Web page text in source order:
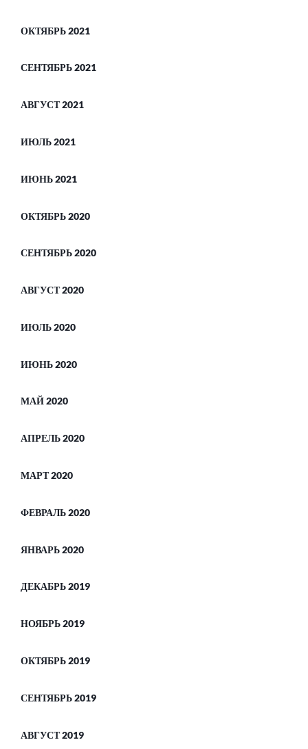
ОКТЯБРЬ 2021
СЕНТЯБРЬ 2021
АВГУСТ 2021
ИЮЛЬ 2021
ИЮНЬ 2021
ОКТЯБРЬ 2020
СЕНТЯБРЬ 2020
АВГУСТ 2020
ИЮЛЬ 2020
ИЮНЬ 2020
МАЙ 2020
АПРЕЛЬ 2020
МАРТ 2020
ФЕВРАЛЬ 2020
ЯНВАРЬ 2020
ДЕКАБРЬ 2019
НОЯБРЬ 2019
ОКТЯБРЬ 2019
СЕНТЯБРЬ 2019
АВГУСТ 2019